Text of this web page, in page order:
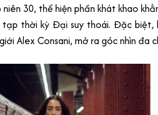
30, thể hiện phần khát khao
thời kỳ Đại suy thoái. Đặc biệt,
Alex Consani, mở ra góc nhìn